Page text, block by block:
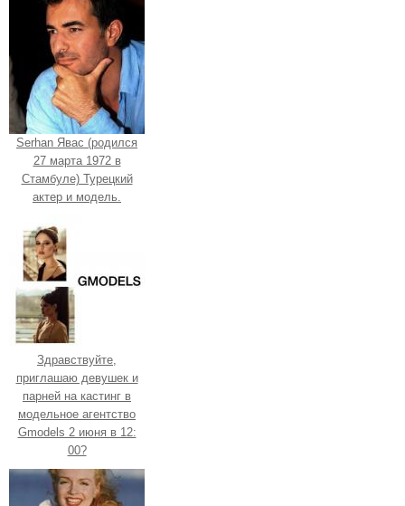
Serhan Явас (родился
27 марта 1972 в
Стамбуле) Турецкий
актер и модель.
Здравствуйте,
приглашаю девушек и
парней на кастинг в
модельное агентство
Gmodels 2 июня в 12:
00?